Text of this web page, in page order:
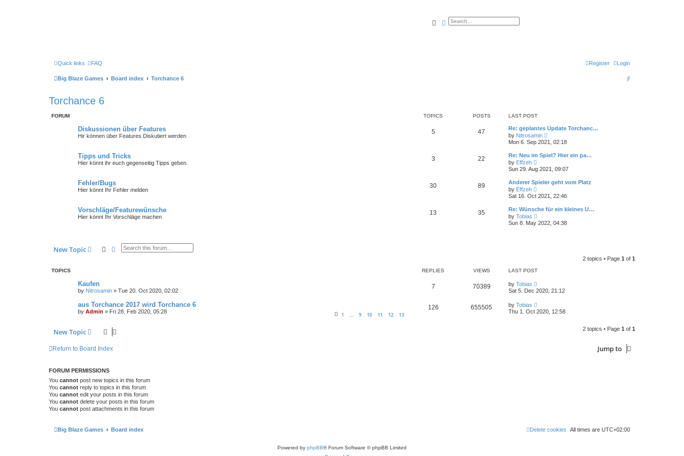
SearchAdvanced search
Quick links FAQ Login
Register
Big Blaze Games Board index Torchance 6
S
Torchance 6
FORUM TOPICS POSTS LAST POST
Diskussionen über Features
Hir können über Features Diskutiert werden
5 47
Re: geplantes Update Torchanc…
by Nitrosamin
i
e
w
t
e
a
e
t
p
s
Mon 6. Sep 2021, 02:18
Tipps und Tricks
Hier könnt ihr euch gegenseitig Tipps geben.
3 22
Re: Neu im Spiel? Hier ein pa…
by Effzeh
i
e
w
t
e
a
t
e
Sun 29. Aug 2021, 09:07
Fehler/Bugs
Hier könnt Ihr Fehler melden
30 89
Anderer Spieler geht vom Platz
by Effzeh
e
w
t
h
e
t
Sat 16. Oct 2021, 22:46
Vorschläge/Featurewünsche
Hier könnt Ihr Vorschläge machen
13 35
Re: Wünsche für ein kleines U…
by Tobias
e
t
t
p
t
Sun 8. May 2022, 04:38
New Topic SearchAdvanced search
2 topics • Page 1 of 1
TOPICS REPLIES VIEWS LAST POST
Kaufen
by Nitrosamin » Tue 20. Oct 2020, 02:02
7 70389 by Tobias
Sat 5. Dec 2020, 21:12
aus Torchance 2017 wird Torchance 6
by Admin » Fri 28. Feb 2020, 05:28 1 … 9 10 11 12 13
126 655505 by Tobias
Thu 1. Oct 2020, 12:58
New Topic 2 topics • Page 1 of 1
Return to Board Index Jump to
FORUM PERMISSIONS
You cannot post new topics in this forum
You cannot reply to topics in this forum
You cannot edit your posts in this forum
You cannot delete your posts in this forum
You cannot post attachments in this forum
Big Blaze Games Board index All times are UTC+02:00
Delete cookies
Powered by phpBB® Forum Software © phpBB Limited